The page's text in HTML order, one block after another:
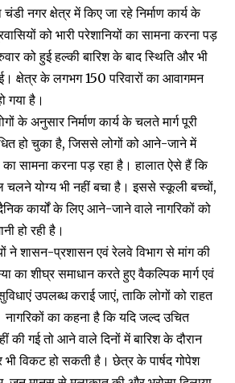
चंडी नगर क्षेत्र में किए जा रहे निर्माण कार्य के
को भारी परेशानियों का सामना करना पड़
को हुई हल्की बारिश के बाद स्थिति और भी
क्षेत्र के लगभग 150 परिवारों का आवागमन
गया है।
के अनुसार निर्माण कार्य के चलते मार्ग पूरी
हो चुका है, जिससे लोगों को आने-जाने में
का सामना करना पड़ रहा है। हालात ऐसे हैं कि
चलने योग्य भी नहीं बचा है। इससे स्कूली बच्चों,
कार्यों के लिए आने-जाने वाले नागरिकों को
हो रही है।
ने शासन-प्रशासन एवं रेलवे विभाग से मांग की
का शीघ्र समाधान करते हुए वैकल्पिक मार्ग एवं
उपलब्ध कराई जाएं, ताकि लोगों को राहत
का कहना है कि यदि जल्द उचित
की गई तो आने वाले दिनों में बारिश के दौरान
भी विकट हो सकती है। छेत्र के पार्षद गोपेश